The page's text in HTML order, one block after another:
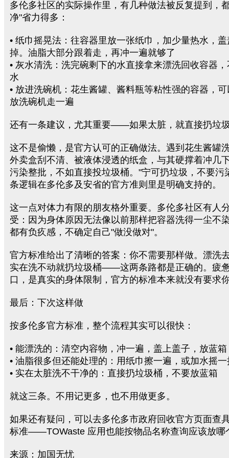
多伦多社区的实际操作里，有几种做法被反复提到，
净"省力得多：
• 纸巾摇晃法：往容器里放一张纸巾，加少量热水，
掉。油脂大部分跟着走，再冲一遍就够了
• 灰水清洗：洗完碗剩下的水直接拿来漂洗回收容器
水
• 放进洗碗机：花生酱罐、酱料瓶等粘性强的容器，
放洗碗机走一遍
还有一条建议，尤其重要——如果太脏，就直接扔垃
这不是偷懒，是官方认可的正确做法。遇到花生酱罐
外卖盒刮不清、被液体浸透的纸盒，与其硬撑着冲几
污染整批，不如直接投垃圾桶。"宁可扔垃圾，不要
条逻辑在多伦多及安省的官方准则里是明确支持的。
这一点对体力有限的朋友格外重要。多伦多社区有人
受：因为身体原因无法像以前那样把容器洗得一尘不
都有负疚感，不确定自己"做没做对"。
官方标准给出了清晰的答案：你不需要那样做。漂洗
实在洗不动就扔垃圾桶——这两条路都是正确的。疲
口，是真实的身体限制，官方的标准本来就没有要求
最后：下次这样做
按多伦多官方标准，整个流程其实可以很快：
• 能漂洗的：清空内容物，冲一遍，盖上盖子，放蓝箱
• 油脂很多但还能处理的：用纸巾擦一遍，或加水摇
• 实在太脏洗不干净的：直接扔垃圾桶，不要放蓝箱
就这三条。不用记更多，也不用做更多。
如果还有疑问，可以去多伦多市政府回收官方页面查
标准——TOWaste 应用也能按物品名称查询应该放哪
来源：加国无忧